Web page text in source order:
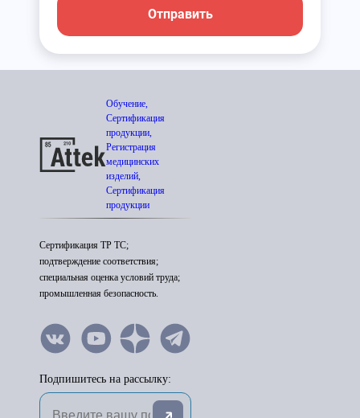
Отправить
Обучение,
Сертификация
продукции,
Регистрация
медицинских
изделий,
Сертификация
продукции
Сертификация ТР ТС;
подтверждение соответствия;
специальная оценка условий труда;
промышленная безопасность.
Подпишитесь на рассылку: